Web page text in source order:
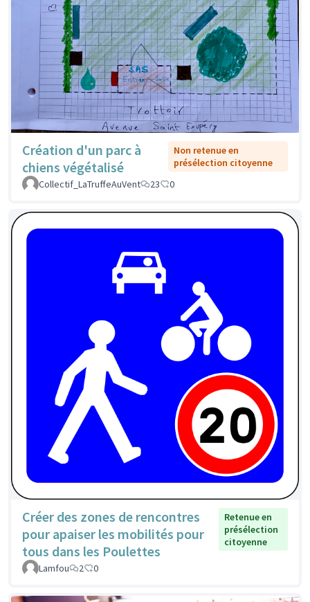
Création d'un parc à
chiens végétalisé
Non retenue en
présélection citoyenne
Collectif_LaTruffeAuVent
23 0
Créer des zones de rencontres
pour apaiser les mobilités pour
tous dans les Poulettes
Retenue en
présélection
citoyenne
Lamfou 2 0